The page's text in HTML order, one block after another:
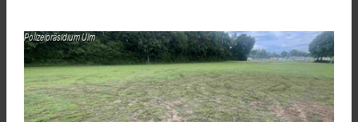
Polizeipräsidium Ulm